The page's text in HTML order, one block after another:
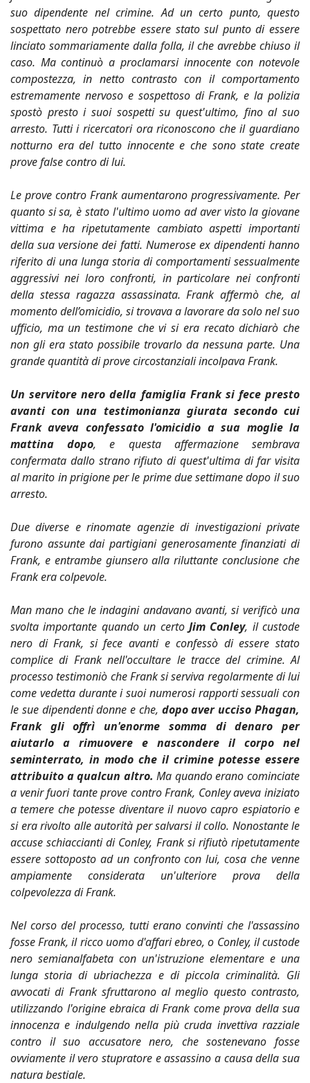
suo dipendente nel crimine. Ad un certo punto, questo
sospettato nero potrebbe essere stato sul punto di essere
linciato sommariamente dalla folla, il che avrebbe chiuso il
caso. Ma continuò a proclamarsi innocente con notevole
compostezza, in netto contrasto con il comportamento
estremamente nervoso e sospettoso di Frank, e la polizia
spostò presto i suoi sospetti su quest'ultimo, fino al suo
arresto. Tutti i ricercatori ora riconoscono che il guardiano
notturno era del tutto innocente e che sono state create
prove false contro di lui.
Le prove contro Frank aumentarono progressivamente. Per
quanto si sa, è stato l'ultimo uomo ad aver visto la giovane
vittima e ha ripetutamente cambiato aspetti importanti
della sua versione dei fatti. Numerose ex dipendenti hanno
riferito di una lunga storia di comportamenti sessualmente
aggressivi nei loro confronti, in particolare nei confronti
della stessa ragazza assassinata. Frank affermò che, al
momento dell’omicidio, si trovava a lavorare da solo nel suo
ufficio, ma un testimone che vi si era recato dichiarò che
non gli era stato possibile trovarlo da nessuna parte. Una
grande quantità di prove circostanziali incolpava Frank.
Un servitore nero della famiglia Frank si fece presto
avanti con una testimonianza giurata secondo cui
Frank aveva confessato l'omicidio a sua moglie la
mattina dopo, e questa affermazione sembrava
confermata dallo strano rifiuto di quest'ultima di far visita
al marito in prigione per le prime due settimane dopo il suo
arresto.
Due diverse e rinomate agenzie di investigazioni private
furono assunte dai partigiani generosamente finanziati di
Frank, e entrambe giunsero alla riluttante conclusione che
Frank era colpevole.
Man mano che le indagini andavano avanti, si verificò una
svolta importante quando un certo Jim Conley, il custode
nero di Frank, si fece avanti e confessò di essere stato
complice di Frank nell'occultare le tracce del crimine. Al
processo testimoniò che Frank si serviva regolarmente di lui
come vedetta durante i suoi numerosi rapporti sessuali con
le sue dipendenti donne e che, dopo aver ucciso Phagan,
Frank gli offrì un'enorme somma di denaro per
aiutarlo a rimuovere e nascondere il corpo nel
seminterrato, in modo che il crimine potesse essere
attribuito a qualcun altro. Ma quando erano cominciate
a venir fuori tante prove contro Frank, Conley aveva iniziato
a temere che potesse diventare il nuovo capro espiatorio e
si era rivolto alle autorità per salvarsi il collo. Nonostante le
accuse schiaccianti di Conley, Frank si rifiutò ripetutamente
essere sottoposto ad un confronto con lui, cosa che venne
ampiamente considerata un'ulteriore prova della
colpevolezza di Frank.
Nel corso del processo, tutti erano convinti che l'assassino
fosse Frank, il ricco uomo d'affari ebreo, o Conley, il custode
nero semianalfabeta con un'istruzione elementare e una
lunga storia di ubriachezza e di piccola criminalità. Gli
avvocati di Frank sfruttarono al meglio questo contrasto,
utilizzando l'origine ebraica di Frank come prova della sua
innocenza e indulgendo nella più cruda invettiva razziale
contro il suo accusatore nero, che sostenevano fosse
ovviamente il vero stupratore e assassino a causa della sua
natura bestiale.